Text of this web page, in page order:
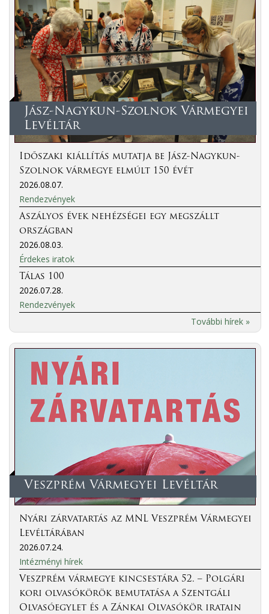
Jász-Nagykun-Szolnok Vármegyei
Levéltár
Időszaki kiállítás mutatja be Jász-Nagykun-
Szolnok vármegye elmúlt 150 évét
2026.08.07.
Rendezvények
Aszályos évek nehézségei egy megszállt
országban
2026.08.03.
Érdekes iratok
Tálas 100
2026.07.28.
Rendezvények
További hírek »
Veszprém Vármegyei Levéltár
Nyári zárvatartás az MNL Veszprém Vármegyei
Levéltárában
2026.07.24.
Intézményi hírek
Veszprém vármegye kincsestára 52. – Polgári
kori olvasókörök bemutatása a Szentgáli
Olvasóegylet és a Zánkai Olvasókör iratain